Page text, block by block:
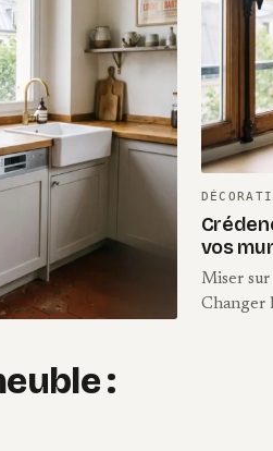
:
vos
Miser sur
Changer